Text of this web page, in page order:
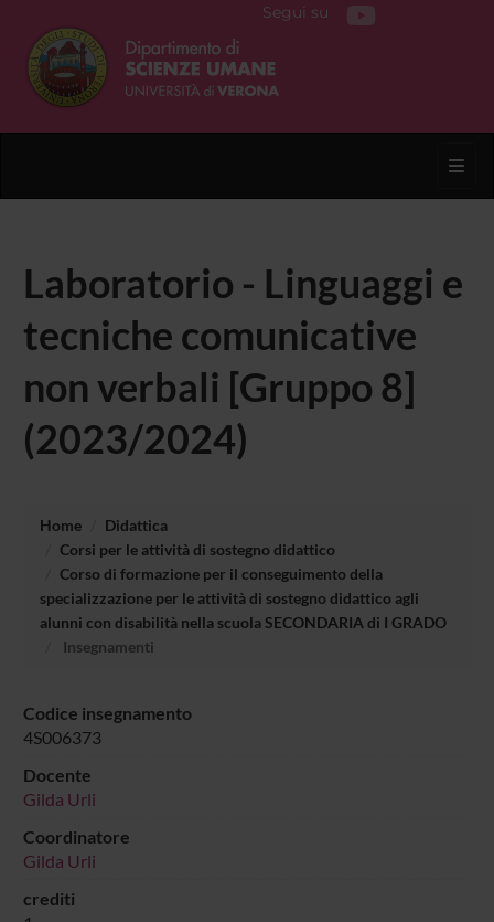
Segui su
Laboratorio - Linguaggi e
tecniche comunicative
non verbali [Gruppo 8]
(2023/2024)
Home
Didattica
Corsi per le attività di sostegno didattico
Corso di formazione per il conseguimento della
specializzazione per le attività di sostegno didattico agli
alunni con disabilità nella scuola SECONDARIA di I GRADO
Insegnamenti
Codice insegnamento
4S006373
Docente
Gilda Urli
Coordinatore
Gilda Urli
crediti